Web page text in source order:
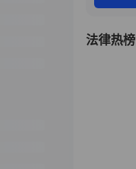
法律热榜